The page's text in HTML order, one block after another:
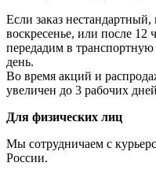
Если заказ
воскресенье, или после 12
передадим в
день.
Во время акций и
увеличен до 3 рабочих
Для физических лиц
Мы сотрудничаем с
России.